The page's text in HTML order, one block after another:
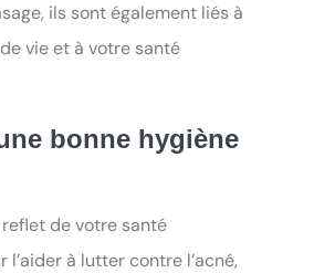
ils sont également liés à
vie et à votre santé
bonne hygiène
de votre santé
l’aider à lutter contre l’acné,